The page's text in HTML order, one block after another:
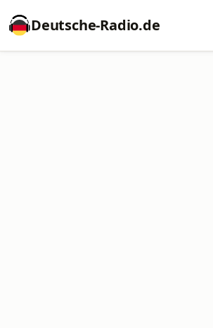
Deutsche-Radio.de